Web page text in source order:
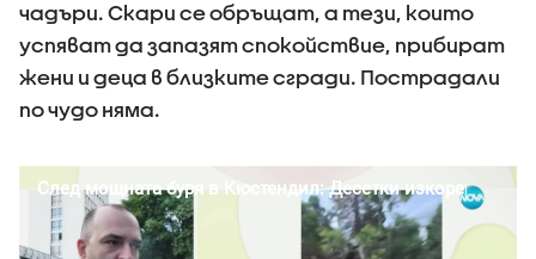
чадъри. Скари се обръщат, а тези, които
успяват да запазят спокойствие, прибират
жени и деца в близките сгради. Пострадали
по чудо няма.